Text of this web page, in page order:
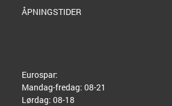
ÅPNINGSTIDER
Eurospar:
Mandag-fredag: 08-21
Lørdag: 08-18